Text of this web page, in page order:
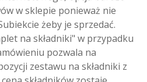
w sklepie ponieważ nie
żeby je sprzedać.
na składniki" w przypadku
pozwala na
zestawu na składniki z